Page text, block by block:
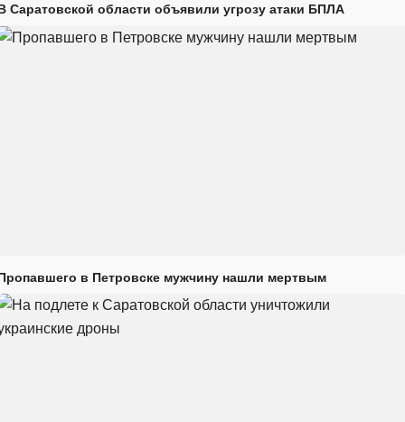
Саратовской области объявили угрозу атаки БПЛА
в Петровске мужчину нашли мертвым